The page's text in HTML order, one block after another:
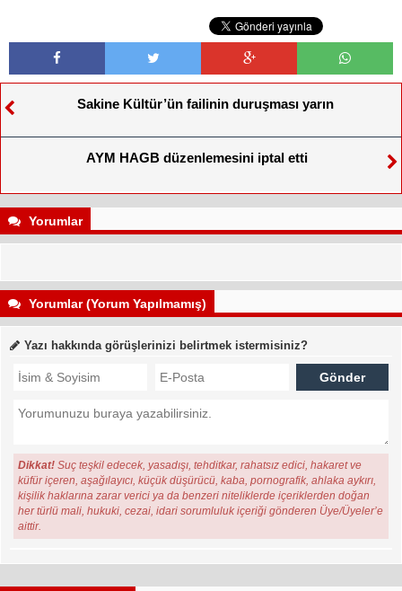
Sakine Kültür’ün failinin duruşması yarın
AYM HAGB düzenlemesini iptal etti
Yorumlar
Yorumlar (Yorum Yapılmamış)
Yazı hakkında görüşlerinizi belirtmek istermisiniz?
Dikkat! Suç teşkil edecek, yasadışı, tehditkar, rahatsız edici, hakaret ve
küfür içeren, aşağılayıcı, küçük düşürücü, kaba, pornografik, ahlaka aykırı,
kişilik haklarına zarar verici ya da benzeri niteliklerde içeriklerden doğan
her türlü mali, hukuki, cezai, idari sorumluluk içeriği gönderen Üye/Üyeler’e
aittir.